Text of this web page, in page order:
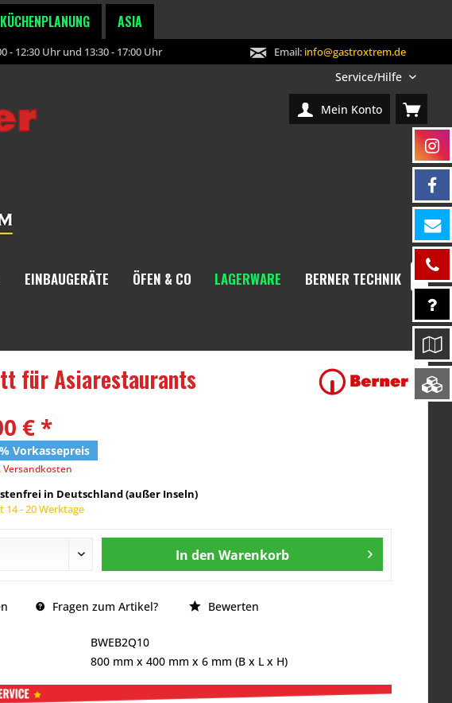
KÜCHENPLANUNG ASIA
- 12:30 Uhr und 13:30 - 17:00 Uhr Email: info@gastroxtrem.de
Service/Hilfe
Mein Konto
EINBAUGERÄTE ÖFEN & CO LAGERWARE BERNER TECHNIK
für Asiarestaurants
€ *
Vorkassepreis
Versandkosten
in Deutschland (außer Inseln)
14 - 20 Werktage
In den Warenkorb
Fragen zum Artikel? Bewerten
BWEB2Q10
800 mm x400 mm x6 mm (B x L x H)